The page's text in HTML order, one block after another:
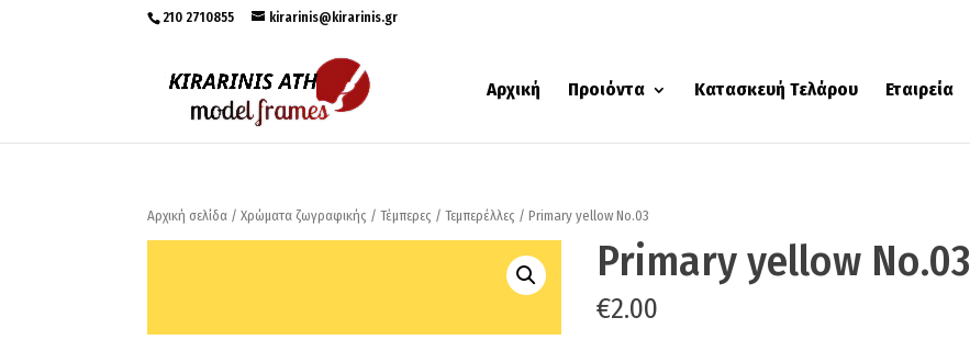
210 2710855 kirarinis@kirarinis.gr
Αρχική Προιόντα Κατασκευή Τελάρου Εταιρεία
Αρχική σελίδα /Χρώματα ζωγραφικής /Τέμπερες /Τεμπερέλλες / Primary yellow No.03
Primary yellow No.03
€2.00